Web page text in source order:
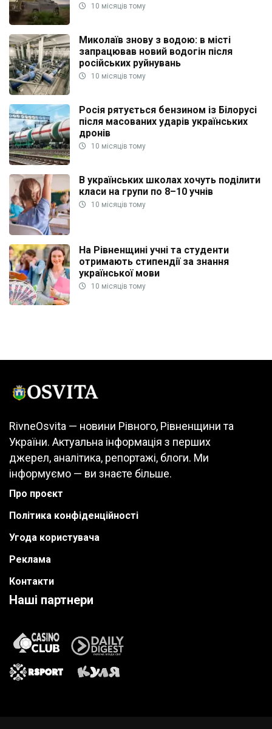
10 місяців тому
Миколаїв знову з водою: в місті
запрацював новий водогін після
російських руйнувань
10 місяців тому
Росія рятується бензином із Білорусі
після масованих ударів українських
дронів
10 місяців тому
В українських школах хочуть поділити
класи на групи по 8–10 учнів
10 місяців тому
На Рівненщині учні та студенти
отримають стипендії за знання
української мови
10 місяців тому
RivneOsvita — новини Рівного, Рівненщини та
України. Актуальна інформація з перших
джерел, аналітика, репортажі, блоги. Ми
інформуємо — ви знаєте більше.
Про проєкт
Політика конфіденційності
Угода користувача
Реклама
Контакти
Наші партнери